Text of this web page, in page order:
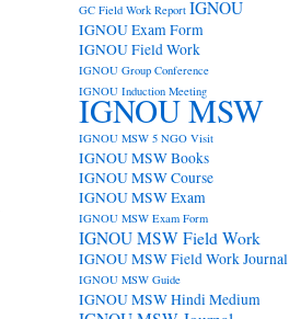
GC Field Work Report IGNOU
IGNOU Exam Form
IGNOU Field Work
IGNOU Group Conference
IGNOU Induction Meeting
IGNOU MSW
IGNOU MSW 5 NGO Visit
IGNOU MSW Books
IGNOU MSW Course
IGNOU MSW Exam
IGNOU MSW Exam Form
IGNOU MSW Field Work
IGNOU MSW Field Work Journal
IGNOU MSW Guide
IGNOU MSW Hindi Medium